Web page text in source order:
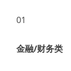
01
金融/财务类